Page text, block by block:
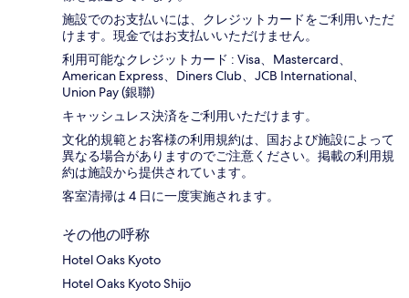
施設でのお支払いには、クレジットカードをご利用いただ
けます。現金ではお支払いいただけません。
利用可能なクレジットカード : Visa、Mastercard、
American Express、Diners Club、JCB International、
Union Pay (銀聯)
キャッシュレス決済をご利用いただけます。
文化的規範とお客様の利用規約は、国および施設によって
異なる場合がありますのでご注意ください。掲載の利用規
約は施設から提供されています。
客室清掃は 4 日に一度実施されます。
その他の呼称
Hotel Oaks Kyoto
Hotel Oaks Kyoto Shijo